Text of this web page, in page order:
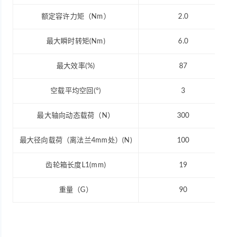
额定容许力矩（Nm） 2.0
最大瞬时转矩(Nm) 6.0
最大效率(%) 87
空载平均空回(°) 3
最大轴向动态载荷（N） 300
最大径向载荷（离法兰4mm处）(N) 100
齿轮箱长度L1(mm) 19
重量（G） 90